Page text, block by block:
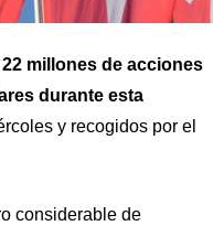
millones de acciones
durante esta
y recogidos por el
considerable de